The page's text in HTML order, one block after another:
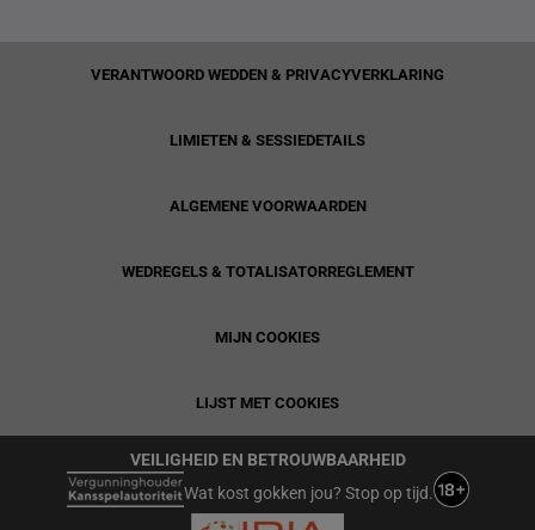
VERANTWOORD WEDDEN & PRIVACYVERKLARING
LIMIETEN & SESSIEDETAILS
ALGEMENE VOORWAARDEN
WEDREGELS & TOTALISATORREGLEMENT
MIJN COOKIES
LIJST MET COOKIES
VEILIGHEID EN BETROUWBAARHEID
Wat kost gokken jou? Stop op tijd.